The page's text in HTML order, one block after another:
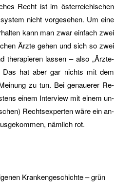
Recht ist im ös­ter­rei­chi­schen
nicht vor­ge­se­hen. Um eine
kann man zwar ein­fach zwei
Ärzte gehen und sich so zwei
the­ra­pie­ren las­sen – also „Ärz­te-
Das hat aber gar nichts mit dem
zu tun. Bei ge­naue­rer Re­
einem In­ter­view mit einem un­
Rechts­ex­per­ten wäre ein an­
näm­lich rot.
Kran­ken­ge­schich­te – grün